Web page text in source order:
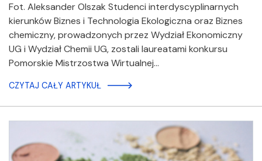
Fot. Aleksander Olszak Studenci interdyscyplinarnych
kierunków Biznes i Technologia Ekologiczna oraz Biznes
chemiczny, prowadzonych przez Wydział Ekonomiczny
UG i Wydział Chemii UG, zostali laureatami konkursu
Pomorskie Mistrzostwa Wirtualnej…
CZYTAJ CAŁY ARTYKUŁ